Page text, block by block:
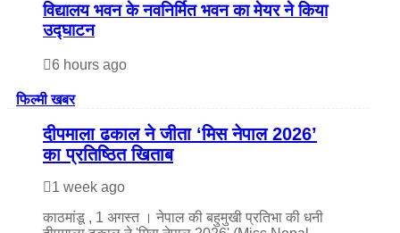
विद्यालय भवन के नवनिर्मित भवन का मेयर ने किया
उद्घाटन
6 hours ago
फिल्मी खबर
दीपमाला ढकाल ने जीता ‘मिस नेपाल 2026’
का प्रतिष्ठित खिताब
1 week ago
काठमांडू , 1 अगस्त । नेपाल की बहुमुखी प्रतिभा की धनी